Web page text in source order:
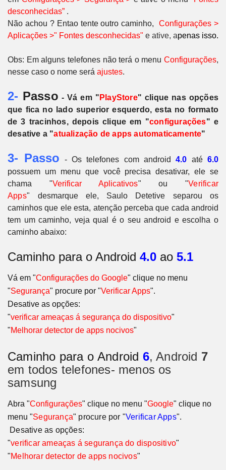
desconhecidas” .
Não achou ? Entao tente outro caminho,Configurações >
Aplicações >" Fontes desconhecidas" e ative, apenas isso.
Obs: Em alguns telefones não terá o menu Configurações,
nesse caso o nome será ajustes.
2- Passo - Vá em " PlayStore" clique nas opções
que fica no lado superior esquerdo, esta no formato
de 3 tracinhos, depois clique em "configurações" e
desative a "atualização de apps automaticamente"
3- Passo - Os telefones com android4.0 até6.0
possuem um menu que você precisa desativar, ele se
chama "Verificar Aplicativos" ou "Verificar
Apps" desmarque ele, Saulo Detetive separou os
caminhos que ele esta, atenção perceba que cada android
tem um caminho, veja qual é o seu android e escolha o
caminho abaixo:
Caminho para o Android 4.0 ao 5.1
Vá em "Configurações do Google" clique no menu
"Segurança" procure por "Verificar Apps".
Desative as opções:
"verificar ameaças á segurança do dispositivo"
"Melhorar detector de apps nocivos"
Caminho para o Android 6, Android 7
em todos telefones- menos os
samsung
Abra "Configurações" clique no menu "Google" clique no
menu "Segurança" procure por "Verificar Apps".
Desative as opções:
"verificar ameaças á segurança do dispositivo"
"Melhorar detector de apps nocivos"